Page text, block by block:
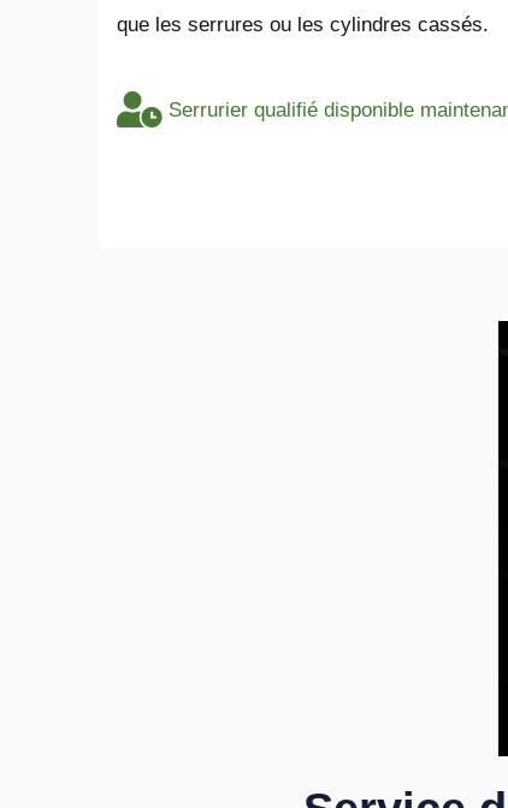
que les serrures ou les cylindres cassés.
Serrurier qualifié disponible